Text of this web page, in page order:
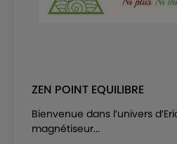
ZEN POINT EQUILIBRE
Bienvenue dans l’univers
magnétiseur...